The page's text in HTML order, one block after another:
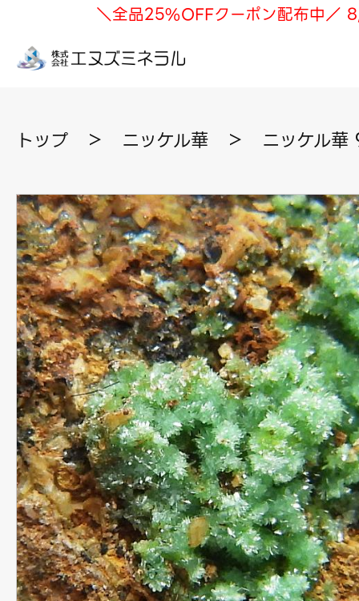
＼全品25%OFFクーポン配布中／
トップ ＞ ニッケル華 ＞ ニッケル